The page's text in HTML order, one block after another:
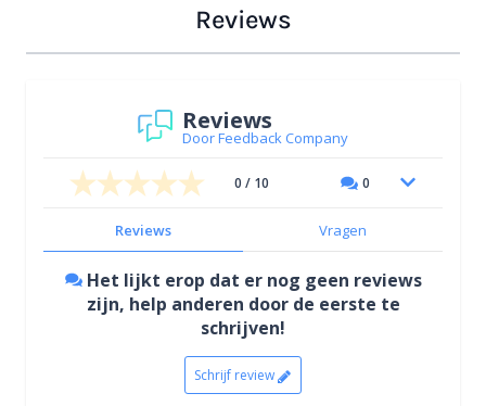
Reviews
Reviews
Door Feedback Company
0 / 10 0
Reviews Vragen
Het lijkt erop dat er nog geen reviews
zijn, help anderen door de eerste te
schrijven!
Schrijf review